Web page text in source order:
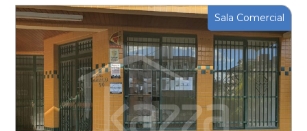
Sala Comercial